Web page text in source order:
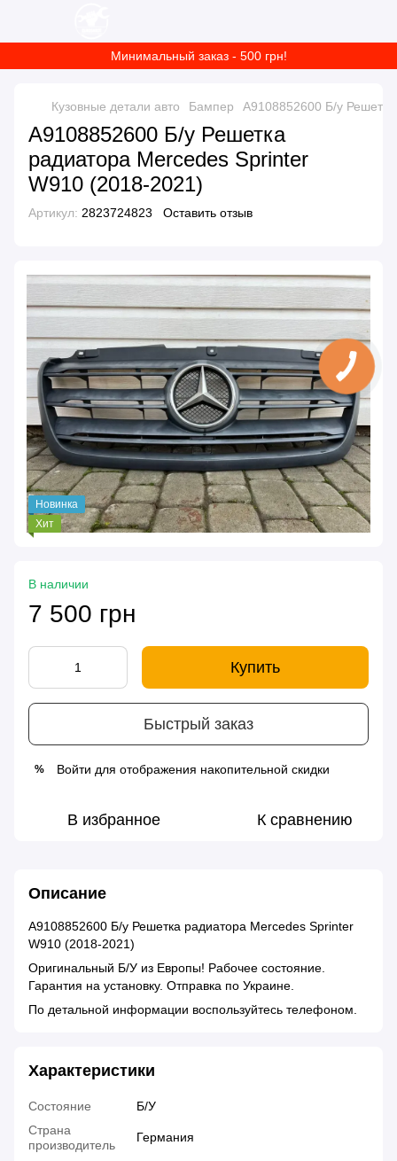
Минимальный заказ - 500 грн!
Кузовные детали авто Бампер A9108852600 Б/у
A9108852600 Б/у Решетка
радиатора Mercedes Sprinter
W910 (2018-2021)
Артикул: 2823724823 Оставить отзыв
Новинка
Хит
В наличии
7 500 грн
Купить
Быстрый заказ
% Войти для отображения накопительной скидки
В избранное К сравнению
Описание
A9108852600 Б/у Решетка радиатора Mercedes Sprinter
W910 (2018-2021)
Оригинальный Б/У из Европы! Рабочее состояние.
Гарантия на установку. Отправка по Украине.
По детальной информации воспользуйтесь телефоном.
Характеристики
Состояние
Б/У
Страна
производитель
Германия